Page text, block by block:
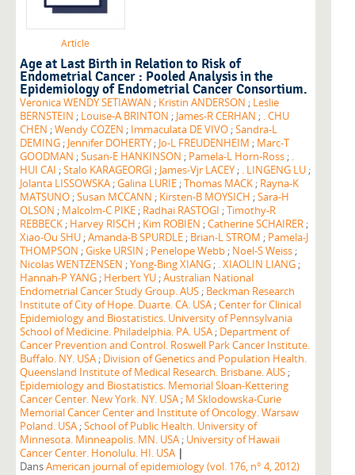
Article
Age at Last Birth in Relation to Risk of
Endometrial Cancer : Pooled Analysis in the
Epidemiology of Endometrial Cancer Consortium.
Veronica WENDY SETIAWAN ; Kristin ANDERSON ; Leslie
BERNSTEIN ; Louise-A BRINTON ; James-R CERHAN ; . CHU
CHEN ;Wendy COZEN ; Immaculata DE VIVO ;Sandra-L
DEMING ; Jennifer DOHERTY ; Jo-L FREUDENHEIM ; Marc-T
GOODMAN ;Susan-E HANKINSON ; Pamela-L Horn-Ross ; .
HUI CAI ;Stalo KARAGEORGI ; James-Vjr LACEY ; . LINGENG LU ;
Jolanta LISSOWSKA ;Galina LURIE ;Thomas MACK ; Rayna-K
MATSUNO ;Susan MCCANN ; Kirsten-B MOYSICH ;Sara-H
OLSON ; Malcolm-C PIKE ; Radhai RASTOGI ;Timothy-R
REBBECK ; Harvey RISCH ; Kim ROBIEN ;Catherine SCHAIRER ;
Xiao-Ou SHU ;Amanda-B SPURDLE ; Brian-L STROM ; Pamela-J
THOMPSON ;Giske URSIN ; Penelope Webb ; Noel-S Weiss ;
Nicolas WENTZENSEN ;Yong-Bing XIANG ; . XIAOLIN LIANG ;
Hannah-P YANG ; Herbert YU ;Australian National
Endometrial Cancer Study Group. AUS ; Beckman Research
Institute of City of Hope. Duarte. CA. USA ;Center for Clinical
Epidemiology and Biostatistics. University of Pennsylvania
School of Medicine. Philadelphia. PA. USA ; Department of
Cancer Prevention and Control. Roswell Park Cancer Institute.
Buffalo. NY. USA ; Division of Genetics and Population Health.
Queensland Institute of Medical Research. Brisbane. AUS ;
Epidemiology and Biostatistics. Memorial Sloan-Kettering
Cancer Center. New York. NY. USA ; M Sklodowska-Curie
Memorial Cancer Center and Institute of Oncology. Warsaw
Poland. USA ;School of Public Health. University of
Minnesota. Minneapolis. MN. USA ; University of Hawaii
Cancer Center. Honolulu. HI. USA |
DansAmerican journal of epidemiology (vol. 176, n° 4, 2012)